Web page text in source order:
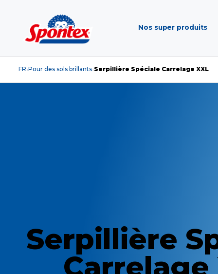
Nos super produits
FR›Pour des sols brillants›Serpillière Spéciale Carrelage XXL
Serpillière
Carrelage